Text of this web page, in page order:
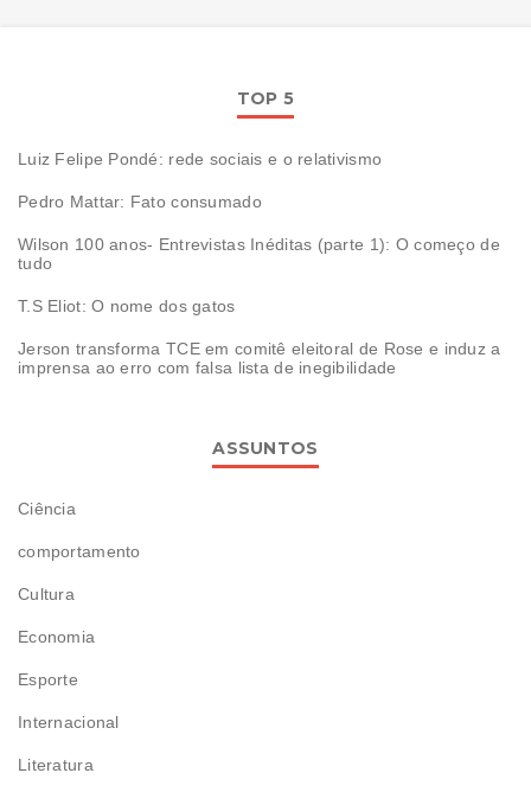
TOP 5
Luiz Felipe Pondé: rede sociais e o relativismo
Pedro Mattar: Fato consumado
Wilson 100 anos- Entrevistas Inéditas (parte 1): O começo de
tudo
T.S Eliot: O nome dos gatos
Jerson transforma TCE em comitê eleitoral de Rose e induz a
imprensa ao erro com falsa lista de inegibilidade
ASSUNTOS
Ciência
comportamento
Cultura
Economia
Esporte
Internacional
Literatura